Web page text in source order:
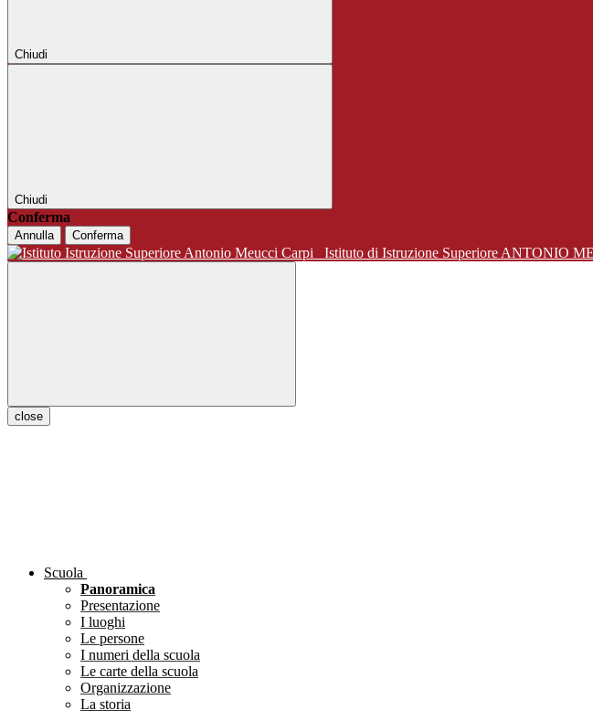
Chiudi
Chiudi
Conferma
Annulla Conferma
Istituto di Istruzione Superiore ANTONIO
close
Scuola
Panoramica
Presentazione
I luoghi
Le persone
I numeri della scuola
Le carte della scuola
Organizzazione
La storia